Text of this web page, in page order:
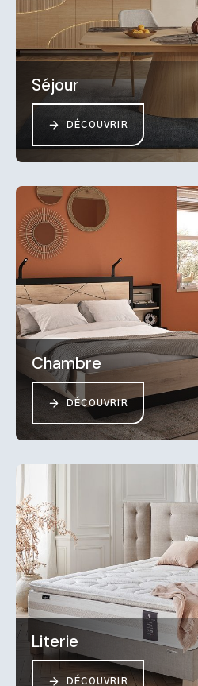
Séjour
DÉCOUVRIR
Chambre
DÉCOUVRIR
Literie
DÉCOUVRIR